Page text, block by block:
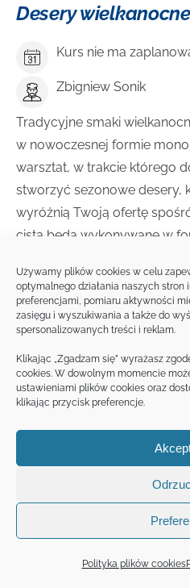
Używamy plików cookies w celu
optymalnego działania naszych stron
preferencjami, pomiaru aktywności
zasięgu i wyszukiwania a także do
spersonalizowanych treści i reklam.
Klikając „Zgadzam się” wyrażasz
cookies. W dowolnym momencie
ustawieniami plików cookies oraz
klikając przycisk preferencje.
Polityka plików cookies
Desery
Kurs nie ma
Zbigniew Sonik
Tradycyjne smaki
w nowoczesnej formie
warsztat, w trakcie którego
stworzyć sezonowe desery,
wyróżnią Twoją ofertę
cista będą wykonywane w
z wielu elementów z
technik z zastosowaniem na
zróżnicowanych lokali
program warsztatu.
Cena dla klientów Makro
Twoja zniżka dla klientów Makro
kartytutajaby ją aktywować